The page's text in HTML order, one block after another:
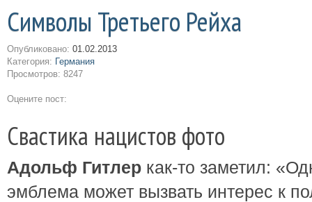
Символы Третьего Рейха
Опубликовано: 01.02.2013
Категория: Германия
Просмотров: 8247
Оцените пост:
Свастика нацистов фото
Адольф Гитлер как-то заметил:
эмблема может вызвать интерес к